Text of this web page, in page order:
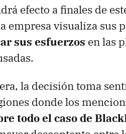
efecto a finales de
empresa visualiza sus
sus esfuerzos en las
la decisión toma
donde los
todo el caso de